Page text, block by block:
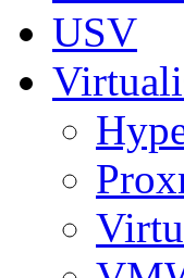
USV